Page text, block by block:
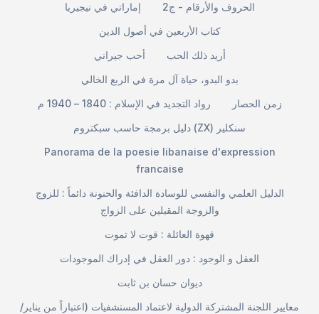
إماراتي في نيجيريا
الحروف والأرقام - ج2
كتاب الأربعين في أصول الدين
أحب جيراني
أريد ذلك الحب
بدو البدو، حياة آل مرة في الربع الخالي
رواد التجديد في الإسلام : 1840 – 1940 م
زمن الحصار
دليل برمجة حاسب سبكتروم (ZX) سنكلير
Panorama de la poesie libanaise d'expression
francaise
الدليل العلمي والنفسي للوسادة الدافئة والحنونة دائماً : للزوج
والزوجة المقبلين على الزواج
قهوة العائلة : قوت لا تموت
العقل و الوجود : دور العقل في إدراك الموجودات
ديوان حسان بن ثابت
معايير اللجنة المشتركة الدولية لاعتماد المستشفيات (اعتباراً من يناير/